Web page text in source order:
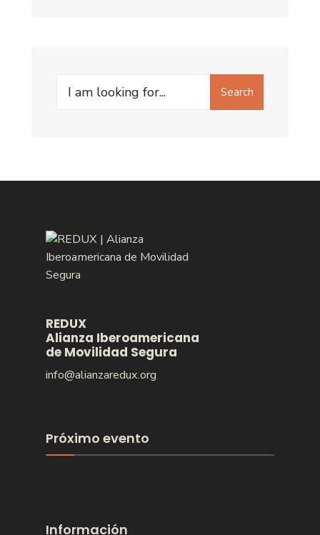
Search
Search
REDUX
Alianza Iberoamericana
de Movilidad Segura
info@alianzaredux.org
Próximo evento
Información